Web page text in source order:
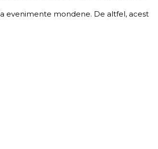
evenimente mondene. De altfel, acest